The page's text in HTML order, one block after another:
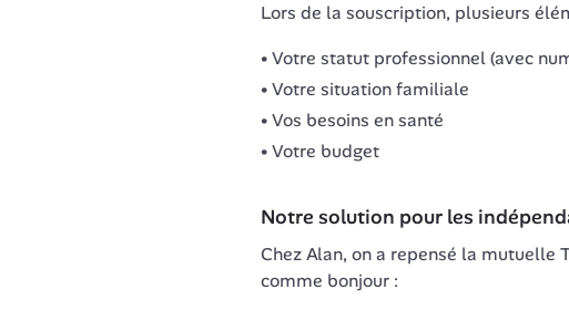
Lors de la souscription, plusieurs
Votre statut professionnel (avec
Votre situation familiale
Vos besoins en santé
Votre budget
Notre solution pour les
Chez Alan, on a repensé la mutuelle
comme bonjour :